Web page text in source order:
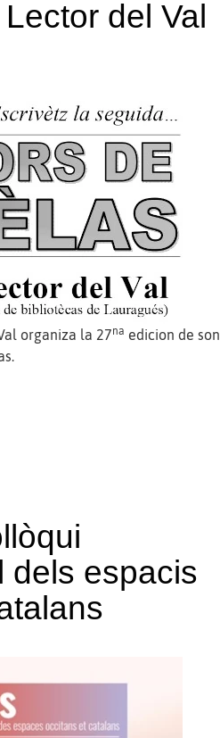
del Val
organiza la 27na edicion de son
dels espacis